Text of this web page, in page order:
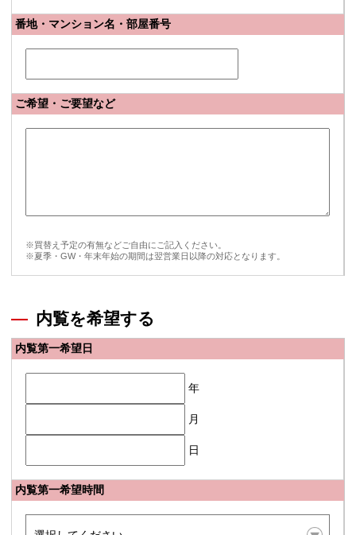
番地・マンション名・部屋番号
ご希望・ご要望など
※買替え予定の有無などご自由にご記入ください。
※夏季・GW・年末年始の期間は翌営業日以降の対応となります。
内覧を希望する
内覧第一希望日
年
月
日
内覧第一希望時間